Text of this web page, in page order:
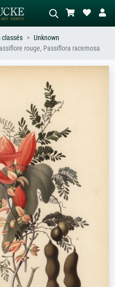
abstrait avec beaucoup de rouge,
tableau sombre, nu debout près d'un
arbre.
classés
Unknown
rouge, Passiflora racemosa